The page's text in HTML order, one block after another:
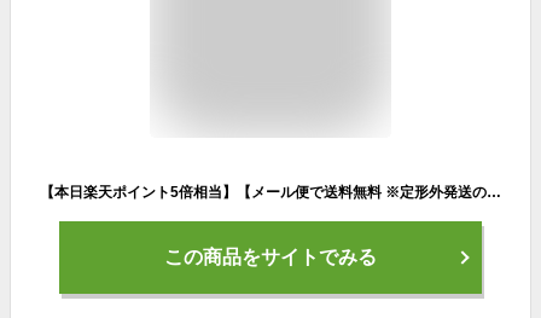
【本日楽天ポイント5倍相当】【メール便で送料無料 ※定形外発送の場合あり】川本産業株式会社三角巾 中サイズ(95×95×135cm)1枚入［品番：014-001150］【ドラッグピュア楽天市場店】（発送まで7〜14日程です・ご注文後のキャンセルは出来ません）
この商品をサイトでみる